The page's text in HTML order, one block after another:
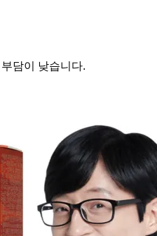
담이 낮습니다.